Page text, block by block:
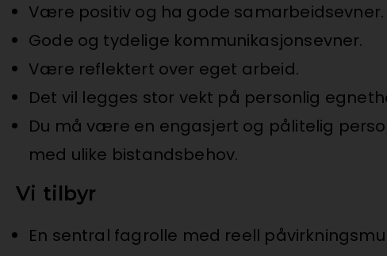
Være positiv og ha gode samarbeidsevner.
Gode og tydelige kommunikasjonsevner.
Være reflektert over eget arbeid.
Det vil legges stor vekt på personlig
Du må være en engasjert og pålitelig
med ulike bistandsbehov.
Vi tilbyr
En sentral fagrolle med reell